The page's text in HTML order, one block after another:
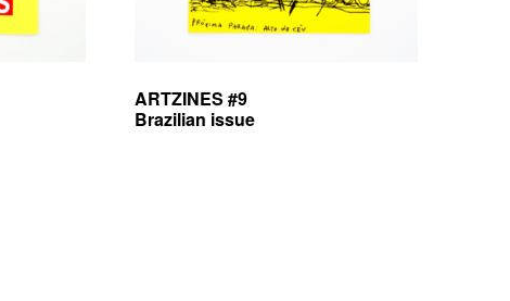
ARTZINES #9
Brazilian issue